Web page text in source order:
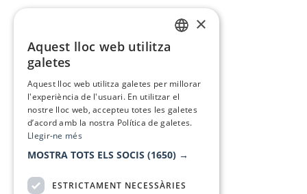
×
Aquest lloc web utilitza
galetes
Aquest lloc web utilitza galetes per millorar
l'experiència de l'usuari. En utilitzar el
nostre lloc web, accepteu totes les galetes
d’acord amb la nostra Política de galetes.
Llegir-ne més
MOSTRA TOTS ELS SOCIS (1650) →
ESTRICTAMENT NECESSÀRIES